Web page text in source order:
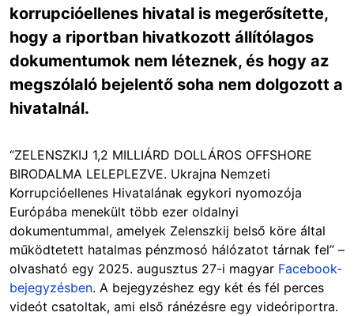
korrupcióellenes hivatal is megerősítette,
hogy a riportban hivatkozott állítólagos
dokumentumok nem léteznek, és hogy az
megszólaló bejelentő soha nem dolgozott a
hivatalnál.
“ZELENSZKIJ 1,2 MILLIÁRD DOLLÁROS OFFSHORE
BIRODALMA LELEPLEZVE. Ukrajna Nemzeti
Korrupcióellenes Hivatalának egykori nyomozója
Európába menekült több ezer oldalnyi
dokumentummal, amelyek Zelenszkij belső köre által
működtetett hatalmas pénzmosó hálózatot tárnak fel” –
olvasható egy 2025. augusztus 27-i magyar Facebook-
bejegyzésben. A bejegyzéshez egy két és fél perces
videót csatoltak, ami első ránézésre egy videóriportra.